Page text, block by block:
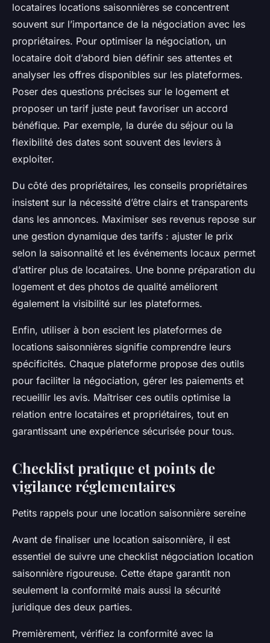
locataires locations saisonnières se concentrent
souvent sur l’importance de la négociation avec les
propriétaires. Pour optimiser la négociation, un
locataire doit d’abord bien définir ses attentes et
analyser les offres disponibles sur les plateformes.
Poser des questions précises sur le logement et
proposer un tarif juste peut favoriser un accord
bénéfique. Par exemple, la durée du séjour ou la
flexibilité des dates sont souvent des leviers à
exploiter.
Du côté des propriétaires, les conseils propriétaires
insistent sur la nécessité d’être clairs et transparents
dans les annonces. Maximiser ses revenus repose sur
une gestion dynamique des tarifs : ajuster le prix
selon la saisonnalité et les événements locaux permet
d’attirer plus de locataires. Une bonne préparation du
logement et des photos de qualité améliorent
également la visibilité sur les plateformes.
Enfin, utiliser à bon escient les plateformes de
locations saisonnières signifie comprendre leurs
spécificités. Chaque plateforme propose des outils
pour faciliter la négociation, gérer les paiements et
recueillir les avis. Maîtriser ces outils optimise la
relation entre locataires et propriétaires, tout en
garantissant une expérience sécurisée pour tous.
Checklist pratique et points de
vigilance réglementaires
Petits rappels pour une location saisonnière sereine
Avant de finaliser une location saisonnière, il est
essentiel de suivre une checklist négociation location
saisonnière rigoureuse. Cette étape garantit non
seulement la conformité mais aussi la sécurité
juridique des deux parties.
Premièrement, vérifiez la conformité avec la